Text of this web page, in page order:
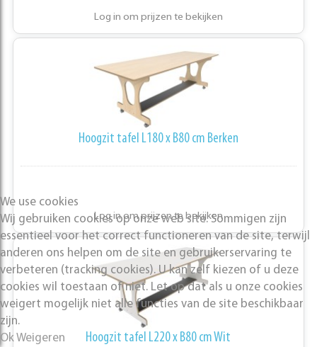
Log in om prijzen te bekijken
Hoogzit tafel L180 x B80 cm Berken
Log in om prijzen te bekijken
Hoogzit tafel L220 x B80 cm Wit
We use cookies
Wij gebruiken cookies op onze web site. Sommigen zijn
essentieel voor het correct functioneren van de site, terwijl
anderen ons helpen om de site en gebruikerservaring te
verbeteren (tracking cookies). U kan zelf kiezen of u deze
cookies wil toestaan of niet. Let op dat als u onze cookies
weigert mogelijk niet alle functies van de site beschikbaar
zijn.
OkWeigeren